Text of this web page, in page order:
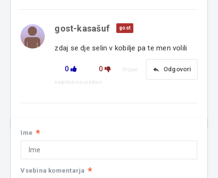
gost-kasašuf gost
zdaj se dje selin v kobilje pa te men volili
0 0 reply Odgovori
Prijavi
neprimerno vsebino
Ime *
Vsebina komentarja *